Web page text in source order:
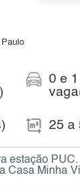
0 e 1
25 a
estação PUC.
Casa Minha